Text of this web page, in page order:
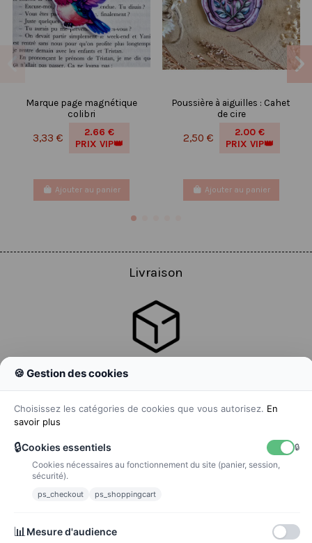
Marque page magnétique
colibri
3,33 €
2.66 €
PRIX VIP👑
Ajouter au panier
Poussière à aiguilles : Cahet
de cire
2,50 €
2.00 €
PRIX VIP👑
Ajouter au panier
Livraison
La poste
🍪 Gestion des cookies
Choisissez les catégories de cookies que vous autorisez. En
savoir plus
🔒Cookies essentiels
🔒
Cookies nécessaires au fonctionnement du site (panier, session,
sécurité).
ps_checkout ps_shoppingcart
📊 Mesure d'audience